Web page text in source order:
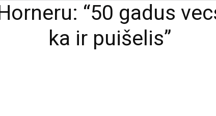
“50 gadus
ka ir puišelis”